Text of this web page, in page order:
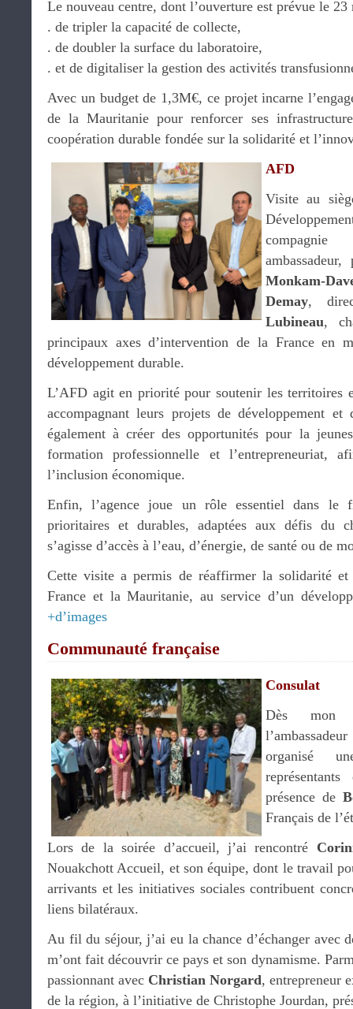
Le nouveau centre, dont l’ouverture est prévue le
. de tripler la capacité de collecte,
. de doubler la surface du laboratoire,
. et de digitaliser la gestion des activités
Avec un budget de 1,3M€, ce projet incarne
de la Mauritanie pour renforcer ses
coopération durable fondée sur la solidarité et
AFD
Visite au
compagnie
Monkam-
Demay,
Lubineau,
principaux axes d’intervention de la France en
développement durable.
L’AFD agit en priorité pour soutenir les territoires
accompagnant leurs projets de développement
également à créer des opportunités pour la
formation professionnelle et l’entrepreneuriat,
l’inclusion économique.
Enfin, l’agence joue un rôle essentiel dans le
prioritaires et durables, adaptées aux défis du
s’agisse d’accès à l’eau, d’énergie, de santé ou de
Cette visite a permis de réaffirmer la solidarité
France et la Mauritanie, au service d’un
+d’images
Communauté française
Consulat
Dès mon
organisé
présence de
Français de
Lors de la soirée d’accueil, j’ai rencontré
Nouakchott Accueil, et son équipe, dont le travail
arrivants et les initiatives sociales contribuent
liens bilatéraux.
Au fil du séjour, j’ai eu la chance d’échanger avec
m’ont fait découvrir ce pays et son dynamisme.
passionnant avec Christian Norgard, entrepreneur
de la région, à l’initiative de Christophe Jourdan,